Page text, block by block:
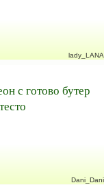
lady_LANA
с готово бутер
тесто
Dani_Dani